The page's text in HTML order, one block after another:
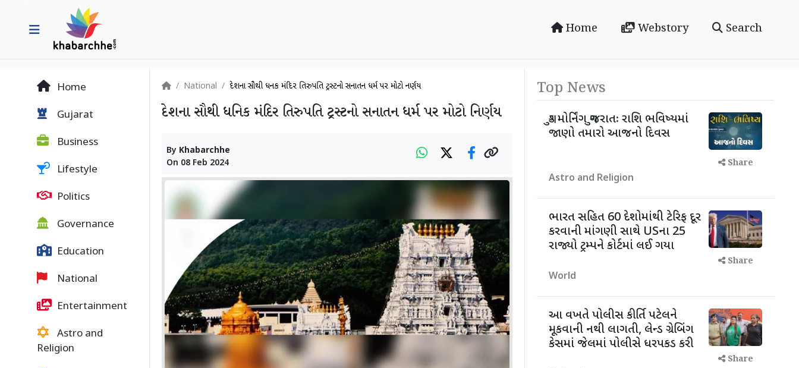
Home Webstory Search
Home
Gujarat
Business
Lifestyle
Politics
Governance
Education
National
Entertainment
Astro and
Religion
National દેશના સૌથી ધનિક મંદિર તિરુપતિ ટ્રસ્ટનો સનાતન ધર્મ પર મોટો નિર્ણય
દેશના સૌથી ધનિક મંદિર તિરુપતિ ટ્રસ્ટનો સનાતન ધર્મ પર મોટો નિર્ણય
By Khabarchhe
On 08 Feb 2024
Top News
ગુડ મોર્નિંગ ગુજરાતઃ રાશિ ભવિષ્યમાં
જાણો તમારો આજનો દિવસ
Astro and Religion
Share
ભારત સહિત 60 દેશોમાંથી ટેરિફ દૂર
કરવાની માંગણી સાથે USના 25
રાજ્યો ટ્રમ્પને કોર્ટમાં લઈ ગયા
World
Share
આ વખતે પોલીસ કીર્તિ પટેલને
મૂકવાની નથી લાગતી, લેન્ડ ગ્રેબિંગ
કેસમાં જેલમાં પોલીસે ધરપકડ કરી
Share